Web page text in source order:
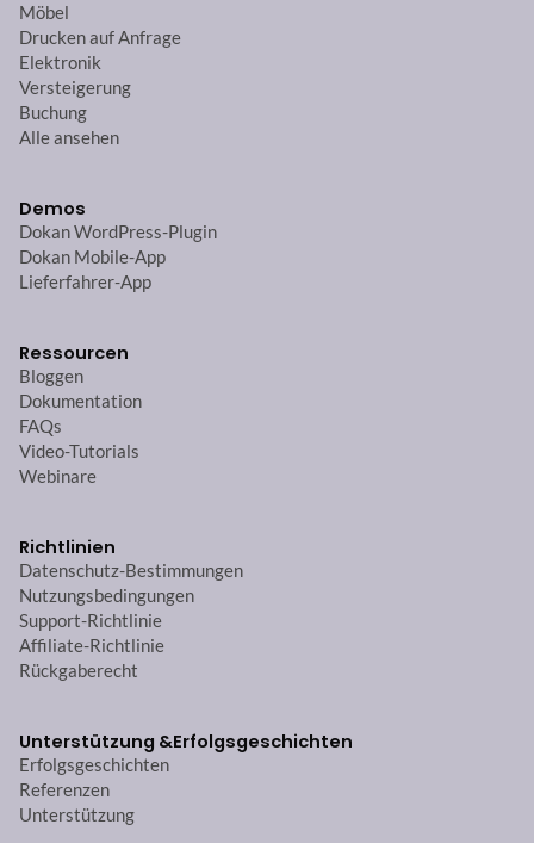
Möbel
Drucken auf Anfrage
Elektronik
Versteigerung
Buchung
Alle ansehen
Demos
Dokan WordPress-Plugin
Dokan Mobile-App
Lieferfahrer-App
Ressourcen
Bloggen
Dokumentation
FAQs
Video-Tutorials
Webinare
Richtlinien
Datenschutz-Bestimmungen
Nutzungsbedingungen
Support-Richtlinie
Affiliate-Richtlinie
Rückgaberecht
Unterstützung &Erfolgsgeschichten
Erfolgsgeschichten
Referenzen
Unterstützung